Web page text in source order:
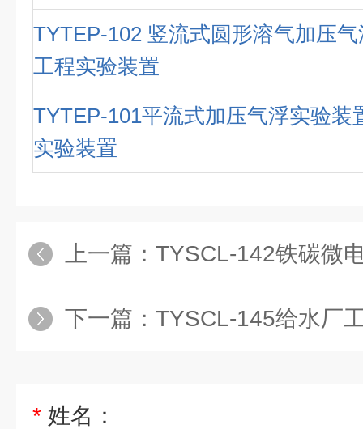
TYTEP-102 竖流式圆形溶气加压
工程实验装置
TYTEP-101平流式加压气浮实验装
实验装置
上一篇： TYSCL-142铁碳微电解实验
下一篇： TYSCL-145给水厂工艺流程整
* 姓名：